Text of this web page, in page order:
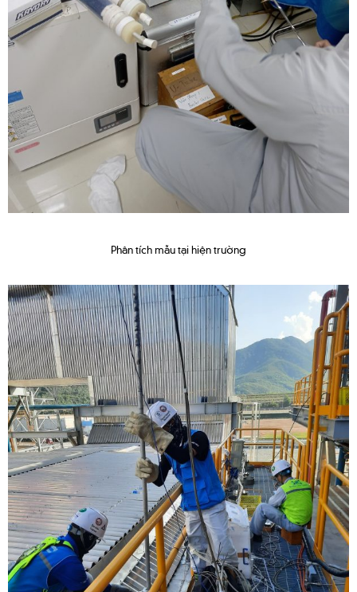
Phân tích mẫu tại hiện trường